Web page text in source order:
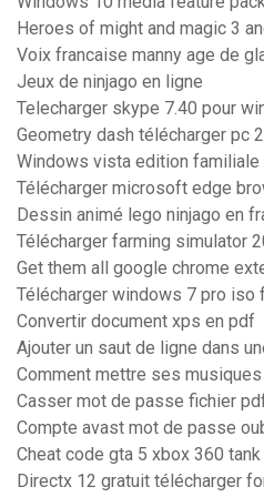
Heroes of might and magic 3
Voix francaise manny age de
Jeux de ninjago en ligne
Telecharger skype 7.40 pour
Geometry dash télécharger pc
Windows vista edition familiale
Télécharger microsoft edge
Dessin animé lego ninjago en
Télécharger farming simulator
Get them all google chrome
Télécharger windows 7 pro iso
Convertir document xps en pdf
Ajouter un saut de ligne dans
Comment mettre ses
Casser mot de passe fichier
Compte avast mot de passe
Cheat code gta 5 xbox 360 tank
Directx 12 gratuit télécharger